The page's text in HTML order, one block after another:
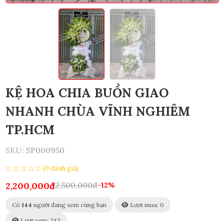
KỆ HOA CHIA BUỒN GIAO
NHANH CHÙA VĨNH NGHIÊM
TP.HCM
SKU: SP000950
(0 đánh giá)
2,200,000đ2,500,000đ-12%
Có 144 người đang xem cùng bạn Lượt mua: 0